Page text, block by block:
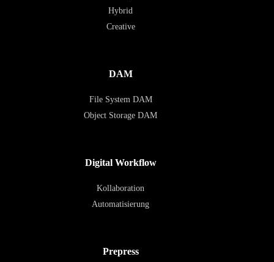
Hybrid
Creative
DAM
File System DAM
Object Storage DAM
Digital Workflow
Kollaboration
Automatisierung
Prepress